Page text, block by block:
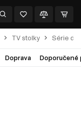
TV stolky Série do
Doprava Doporučené